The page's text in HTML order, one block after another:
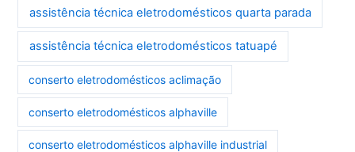
assistência técnica eletrodomésticos quarta parada
assistência técnica eletrodomésticos tatuapé
conserto eletrodomésticos aclimação
conserto eletrodomésticos alphaville
conserto eletrodomésticos alphaville industrial